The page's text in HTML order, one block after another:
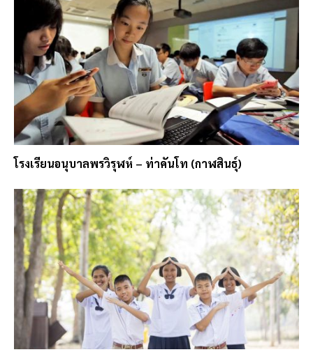
โรงเรียนอนุบาลพรวิรุฬห์ – ท่าคันโท (กาฬสินธุ์)